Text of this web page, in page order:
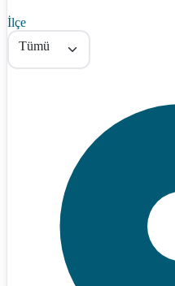
İlçe
Tümü